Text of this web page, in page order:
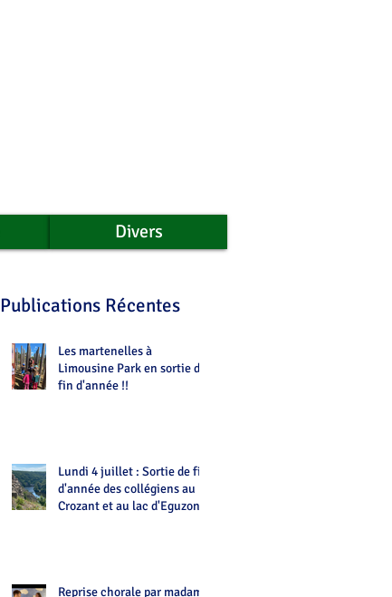
Divers
Publications Récentes
Les martenelles à
Limousine Park en sortie de
fin d'année !!
Lundi 4 juillet : Sortie de fin
d'année des collégiens au
Crozant et au lac d'Eguzon
Reprise chorale par madame